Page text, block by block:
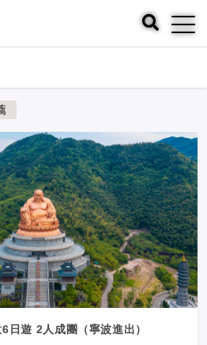
日遊 2人成團（寧波進出）